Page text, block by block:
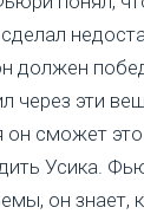
сделал
должен
через эти
сможет
Усика.
он знает,